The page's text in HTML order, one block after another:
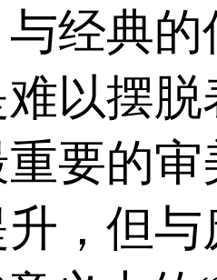
经典
以摆
要的
，但